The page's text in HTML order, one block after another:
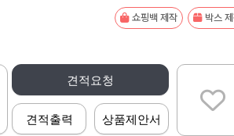
쇼핑백 제작 박스
견적요청
견적출력 상품제안서